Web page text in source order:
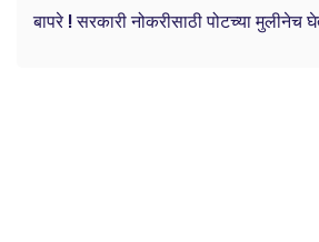
बापरे ! सरकारी नोकरीसाठी पोटच्या मुलीनेच